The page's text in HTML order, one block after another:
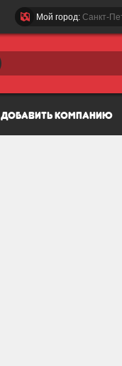
Мой город: Санкт-
добавить компанию